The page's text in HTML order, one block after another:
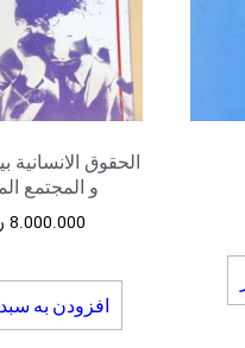
الحقوق الانسانیة
و المجتمع
8.000.000
افزودن به